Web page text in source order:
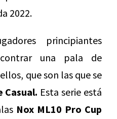
2022.
principiantes
una pala de
que son las que se
Casual. Esta serie está
Nox ML10 Pro Cup